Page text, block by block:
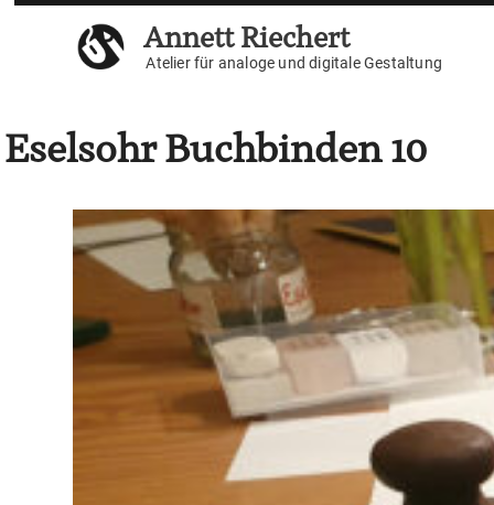
Weiter
Annett Riechert
Atelier für analoge und digitale Gestaltung
Eselsohr Buchbinden 10